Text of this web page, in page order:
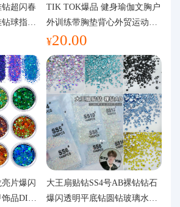
超闪春
球指甲
TIK TOK爆品 健身瑜伽文胸户
外训练带胸垫背心外贸运动瑜
伽服女
¥20.00
片爆闪
品DIY
大王扇贴钻SS4号AB裸钻钻石
爆闪透明平底钻圆钻玻璃水钻